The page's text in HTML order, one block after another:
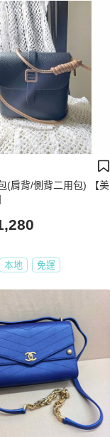
(肩背/側背二用包) 【美
本地 免運